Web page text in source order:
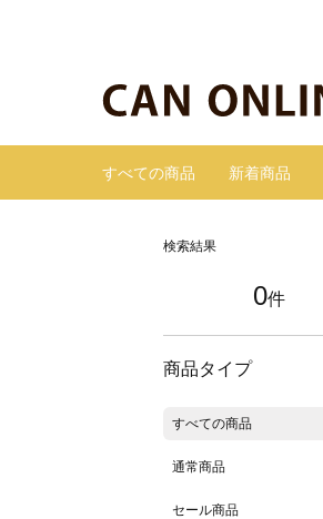
すべての商品 新着商品
検索結果
0件
商品タイプ
すべての商品
通常商品
セール商品